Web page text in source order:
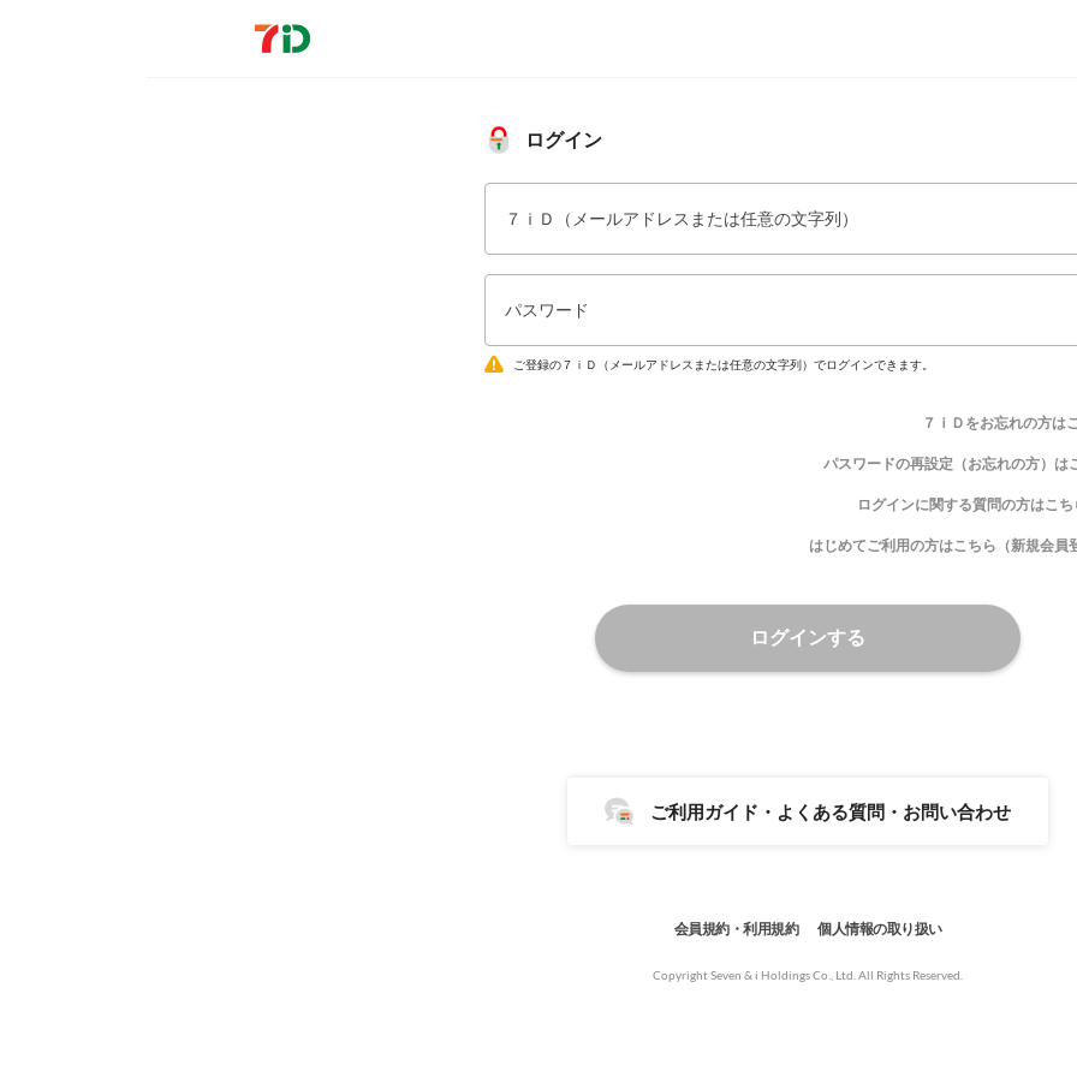
ログイン
７ｉＤ（メールアドレスまたは任意の文字列）
パスワード
ご登録の７ｉＤ（メールアドレスまたは任意の文字列）でログインできます。
７ｉＤをお忘れの方は
パスワードの再設定（お忘れの方）は
ログインに関する質問の方はこち
はじめてご利用の方はこちら（新規会員
ログインする
ご利用ガイド・よくある質問・お問い合わせ
会員規約・利用規約 個人情報の取り扱い
Copyright Seven & i Holdings Co., Ltd. All Rights Reserved.